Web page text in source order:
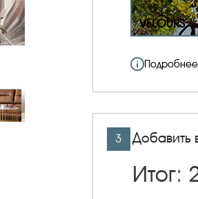
VELOURS
3 Добавить
Итог: